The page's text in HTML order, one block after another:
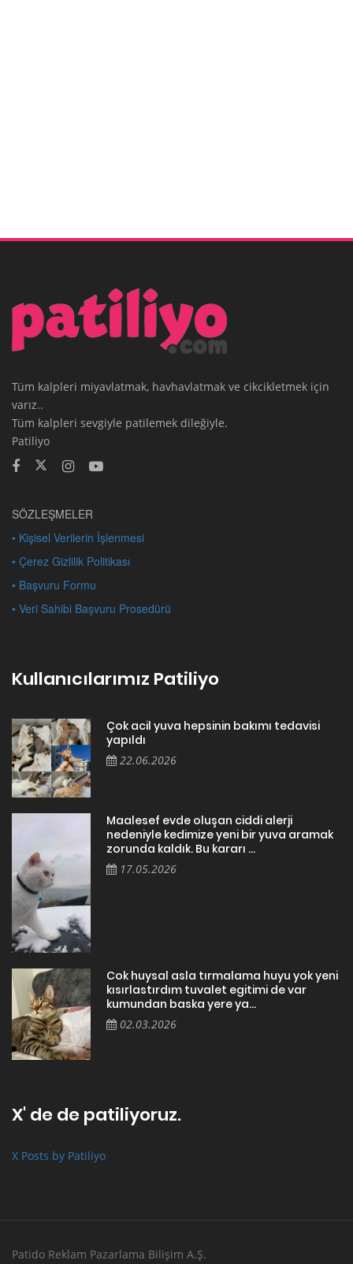
Tüm kalpleri miyavlatmak, havhavlatmak ve cikcikletmek için
varız..
Tüm kalpleri sevgiyle patilemek dileğiyle.
Patiliyo
SÖZLEŞMELER
• Kişisel Verilerin İşlenmesi
• Çerez Gizlilik Politikası
• Başvuru Formu
• Veri Sahibi Başvuru Prosedürü
Kullanıcılarımız Patiliyo
Çok acil yuva hepsinin bakımı tedavisi
yapıldı
22.06.2026
Maalesef evde oluşan ciddi alerji
nedeniyle kedimize yeni bir yuva aramak
zorunda kaldık. Bu kararı ...
17.05.2026
Cok huysal asla tırmalama huyu yok yeni
kısırlastırdım tuvalet egitimi de var
kumundan baska yere ya...
02.03.2026
X' de de patiliyoruz.
X Posts by Patiliyo
Patido Reklam Pazarlama Bilişim A.Ş.